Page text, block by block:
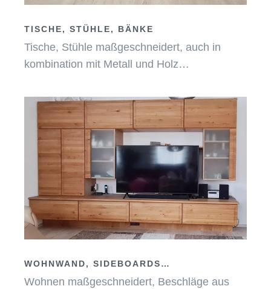
TISCHE, STÜHLE, BÄNKE
Tische, Stühle maßgeschneidert, auch in
kombination mit Metall und Holz…
WOHNWAND, SIDEBOARDS…
Wohnen maßgeschneidert, Beschläge aus